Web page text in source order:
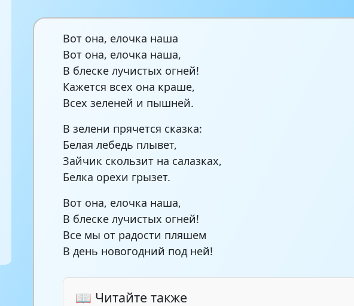
Вот она, елочка наша
Вот она, елочка наша,
В блеске лучистых огней!
Кажется всех она краше,
Всех зеленей и пышней.
В зелени прячется сказка:
Белая лебедь плывет,
Зайчик скользит на салазках,
Белка орехи грызет.
Вот она, елочка наша,
В блеске лучистых огней!
Все мы от радости пляшем
В день новогодний под ней!
📖 Читайте также